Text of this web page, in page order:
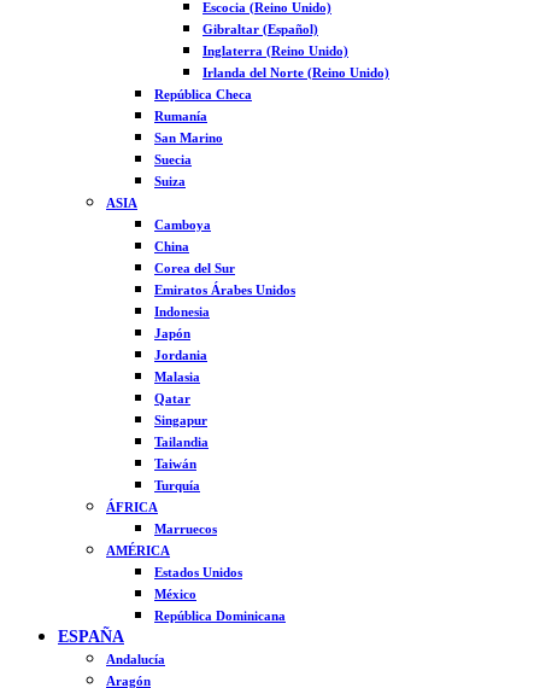
Escocia (Reino Unido)
Gibraltar (Español)
Inglaterra (Reino Unido)
Irlanda del Norte (Reino Unido)
República Checa
Rumanía
San Marino
Suecia
Suiza
ASIA
Camboya
China
Corea del Sur
Emiratos Árabes Unidos
Indonesia
Japón
Jordania
Malasia
Qatar
Singapur
Tailandia
Taiwán
Turquía
ÁFRICA
Marruecos
AMÉRICA
Estados Unidos
México
República Dominicana
ESPAÑA
Andalucía
Aragón